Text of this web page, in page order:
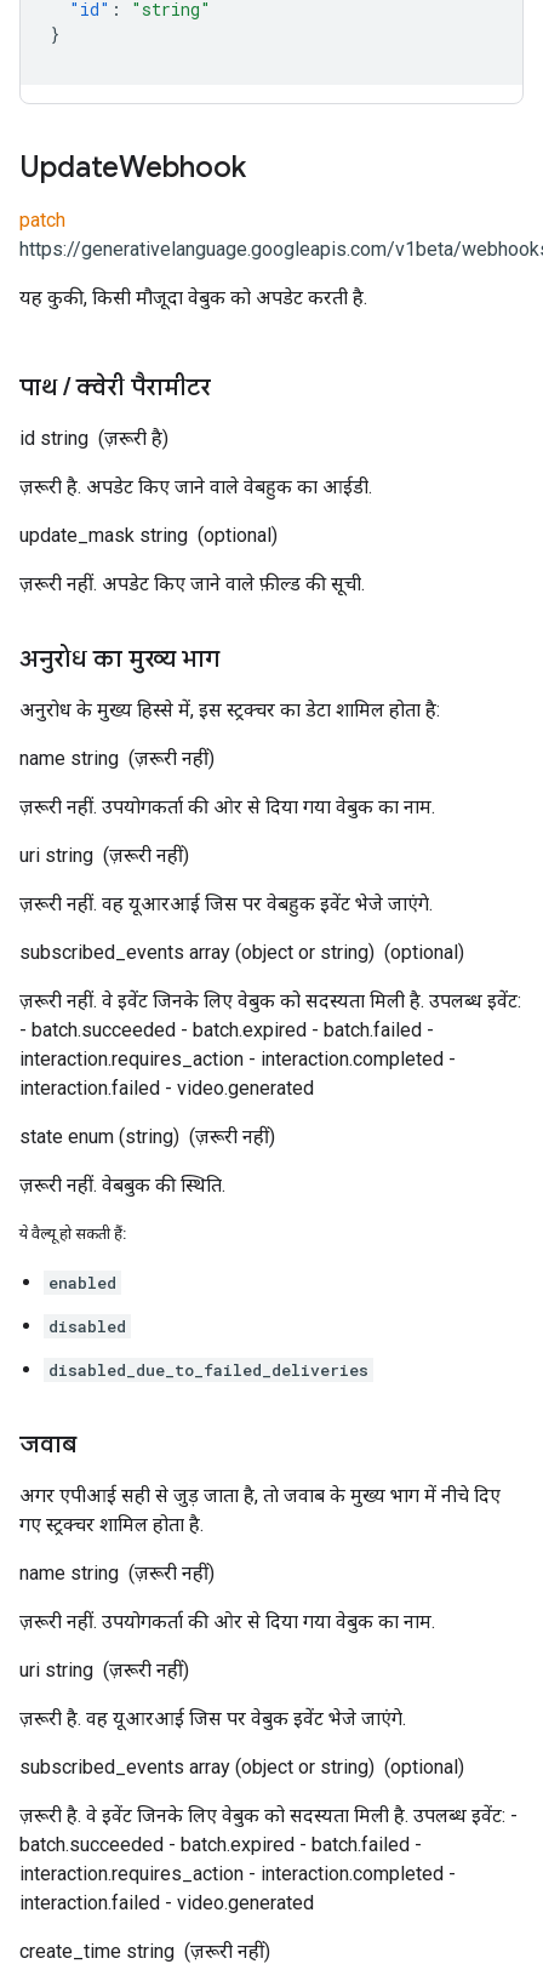
"id" :
"string"
}
UpdateWebhook
patch
https://generativelanguage.googleapis.com/v1beta/
यह कुकी, किसी मौजूदा वेबुक को अपडेट करती है.
पाथ/क्वेरी पैरामीटर
id string (ज़रूरी है)
ज़रूरी है. अपडेट किए जाने वाले वेबहुक का आईडी.
update_mask string (optional)
ज़रूरी नहीं. अपडेट किए जाने वाले फ़ील्ड की सूची.
अनुरोध का मुख्य भाग
अनुरोध के मुख्य हिस्से में, इस स्ट्रक्चर का डेटा शामिल होता है:
name string (ज़रूरी नहीं)
ज़रूरी नहीं. उपयोगकर्ता की ओर से दिया गया वेबुक का नाम.
uri string (ज़रूरी नहीं)
ज़रूरी नहीं. वह यूआरआई जिस पर वेबहुक इवेंट भेजे जाएंगे.
subscribed_events array (object or string) (optional)
ज़रूरी नहीं. वे इवेंट जिनके लिए वेबुक को सदस्यता मिली है. उपलब्ध इवेंट:
- batch.succeeded - batch.expired - batch.failed -
interaction.requires_action - interaction.completed -
interaction.failed - video.generated
state enum (string) (ज़रूरी नहीं)
ज़रूरी नहीं. वेबबुक की स्थिति.
ये वैल्यू हो सकती हैं:
enabled
disabled
disabled_due_to_failed_deliveries
जवाब
अगर एपीआई सही से जुड़ जाता है, ताे जवाब के मुख्य भाग में नीचे दिए
गए स्ट्रक्चर शामिल होता है.
name string (ज़रूरी नहीं)
ज़रूरी नहीं. उपयोगकर्ता की ओर से दिया गया वेबुक का नाम.
uri string (ज़रूरी नहीं)
ज़रूरी है. वह यूआरआई जिस पर वेबुक इवेंट भेजे जाएंगे.
subscribed_events array (object or string) (optional)
ज़रूरी है. वे इवेंट जिनके लिए वेबुक को सदस्यता मिली है. उपलब्ध इवेंट: -
batch.succeeded - batch.expired - batch.failed -
interaction.requires_action - interaction.completed -
interaction.failed - video.generated
create_time string (ज़रूरी नहीं)